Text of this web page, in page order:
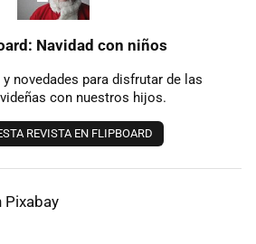
Navidad con niños
novedades para disfrutar de las
con nuestros hijos.
REVISTA EN FLIPBOARD
Pixabay